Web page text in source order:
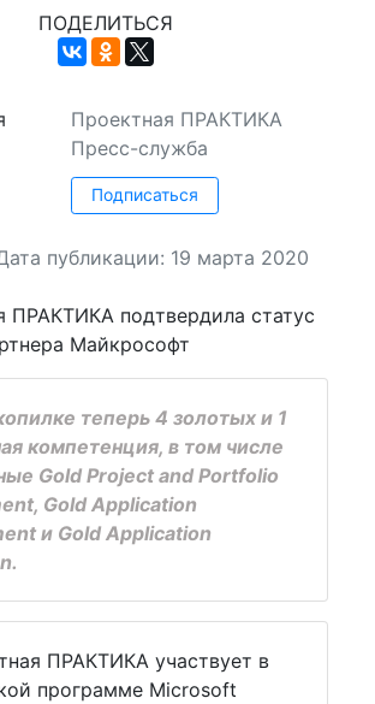
ПОДЕЛИТЬСЯ
Проектная ПРАКТИКА
Пресс-служба
Подписаться
публикации: 19 марта 2020
теперь 4 золотых и 1
компетенция, в том числе
Gold Project and Portfolio
Gold Application
и Gold Application
ПРАКТИКА участвует в
программе Microsoft